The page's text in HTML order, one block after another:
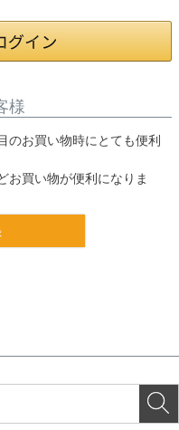
様
のお買い物時にとても便利
お買い物が便利になりま